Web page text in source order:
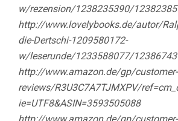
w/rezension/1238235390/
http://www.lovelybooks.de/autor/
die-Dertschi-1209580172-
w/leserunde/1233588077/
http://www.amazon.de/gp/customer-
reviews/R3U3C7A7TJMXPV/
ie=UTF8&ASIN=3593505088